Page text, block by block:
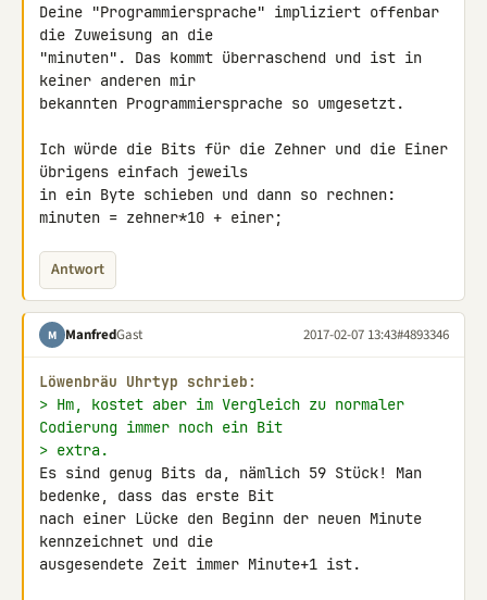
Deine "Programmiersprache" impliziert offenbar
die Zuweisung an die
"minuten". Das kommt überraschend und ist in
keiner anderen mir
bekannten Programmiersprache so umgesetzt.
Ich würde die Bits für die Zehner und die Einer
übrigens einfach jeweils
in ein Byte schieben und dann so rechnen:
minuten = zehner*10 + einer;
Antwort
M ManfredGast 2017-02-07 13:43#4893346
Löwenbräu Uhrtyp schrieb:
> Hm, kostet aber im Vergleich zu normaler
Codierung immer noch ein Bit
> extra.
Es sind genug Bits da, nämlich 59 Stück! Man
bedenke, dass das erste Bit
nach einer Lücke den Beginn der neuen Minute
kennzeichnet und die
ausgesendete Zeit immer Minute+1 ist.